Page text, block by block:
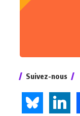
Suivez-nous
bluesky linkedin